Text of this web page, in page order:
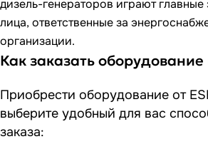
дизель-генераторов играют главные
лица, ответственные за
организации.
Как заказать оборудование
Приобрести оборудование от
выберите удобный для вас
заказа: